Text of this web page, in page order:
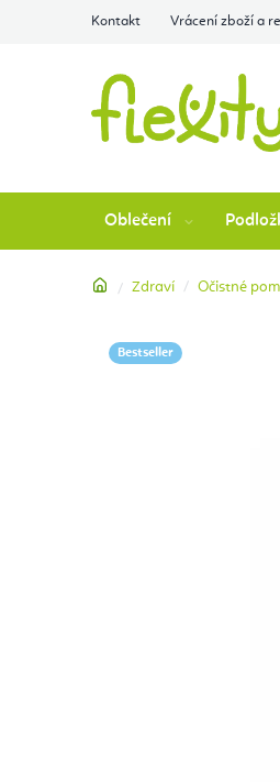
Kontakt Vrácení zboží a
Oblečení
DomůZdraví Očistné
Bestseller